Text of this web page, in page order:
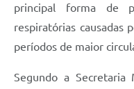
principal forma de
respiratórias causadas
períodos de maior
Segundo a Secretaria